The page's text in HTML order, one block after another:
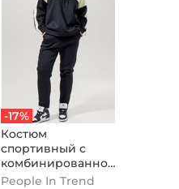
-17%
Костюм
спортивный с
комбинированной
вставкой, черный
People In Trend